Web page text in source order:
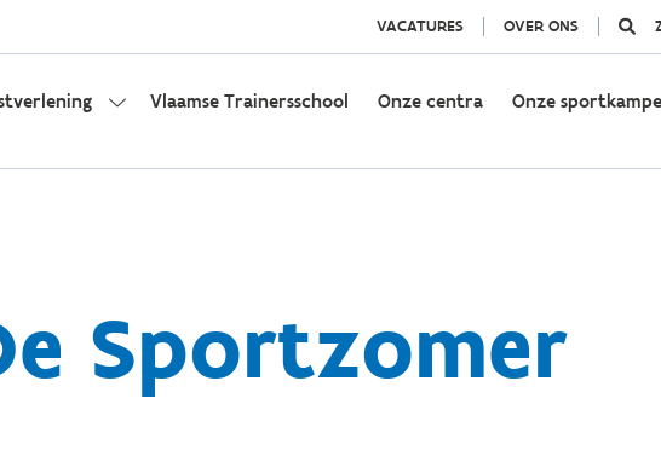
VACATURES OVER ONS
Vlaamse Trainersschool Onze centra Onze
Sportzomer